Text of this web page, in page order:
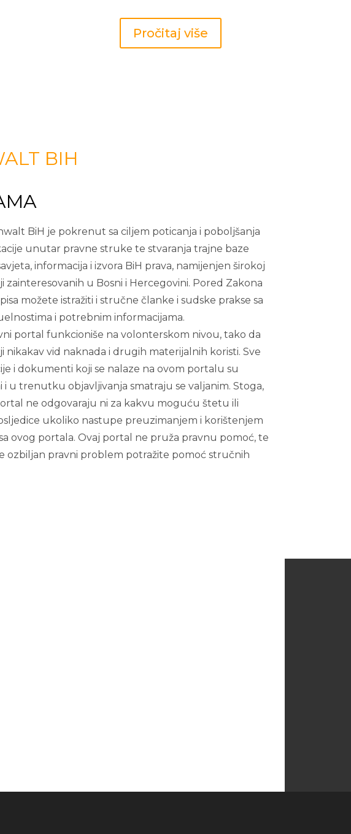
Pročitaj više
BIH
BiH je pokrenut sa ciljem poticanja i poboljšanja
unutar pravne struke te stvaranja trajne baze
informacija i izvora BiH prava, namijenjen širokoj
zainteresovanih u Bosni i Hercegovini. Pored Zakona
možete istražiti i stručne članke i sudske prakse sa
i potrebnim informacijama.
portal funkcioniše na volonterskom nivou, tako da
nikakav vid naknada i drugih materijalnih koristi. Sve
i dokumenti koji se nalaze na ovom portalu su
i u trenutku objavljivanja smatraju se valjanim. Stoga,
ne odgovaraju ni za kakvu moguću štetu ili
ukoliko nastupe preuzimanjem i korištenjem
ovog portala. Ovaj portal ne pruža pravnu pomoć, te
ozbiljan pravni problem potražite pomoć stručnih